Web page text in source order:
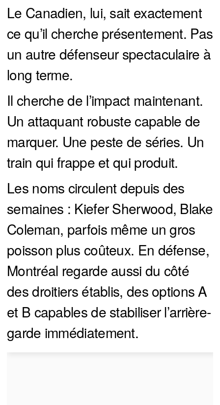
Le Canadien, lui, sait exactement
ce qu’il cherche présentement. Pas
un autre défenseur spectaculaire à
long terme.
Il cherche de l’impact maintenant.
Un attaquant robuste capable de
marquer. Une peste de séries. Un
train qui frappe et qui produit.
Les noms circulent depuis des
semaines : Kiefer Sherwood, Blake
Coleman, parfois même un gros
poisson plus coûteux. En défense,
Montréal regarde aussi du côté
des droitiers établis, des options A
et B capables de stabiliser l’arrière-
garde immédiatement.